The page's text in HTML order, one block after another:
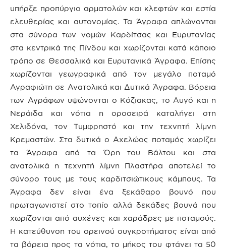
υπήρξε προπύργιο αρματολών και κλεφτών και εστία
ελευθερίας και αυτονομίας. Τα Άγραφα απλώνονται
στα σύνορα των νομών Καρδίτσας και Ευρυτανίας
στα κεντρικά της Πίνδου και χωρίζονται κατά κάποιο
τρόπο σε Θεσσαλικά και Ευρυτανικά Άγραφα. Επίσης
χωρίζονται γεωγραφικά από τον μεγάλο ποταμό
Αγραφιώτη σε Ανατολικά και Δυτικά Άγραφα. Βόρεια
των Αγράφων υψώνονται ο Κόζιακας, το Αυγό και η
Νεράιδα και νότια η οροσειρά καταλήγει στη
Χελιδόνα, τον Τυμφρηστό και την τεχνητή λίμνη
Κρεμαστών. Στα δυτικά ο Αχελώος ποταμός χωρίζει
τα Άγραφα από τα Όρη του Βάλτου και στα
ανατολικά η τεχνητή λίμνη Πλαστήρα αποτελεί το
σύνορο τους με τους καρδιτσιώτικους κάμπους. Τα
Άγραφα δεν είναι ένα ξεκάθαρο βουνό που
πρωταγωνιστεί στο τοπίο αλλά δεκάδες βουνά που
χωρίζονται από αυχένες και χαράδρες με ποταμούς.
Η κατεύθυνση του ορεινού συγκροτήματος είναι από
τα βόρεια προς τα νότια, το μήκος του φτάνει τα 50